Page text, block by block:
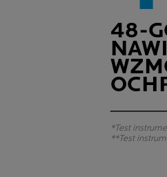
48-
*Test
**Test